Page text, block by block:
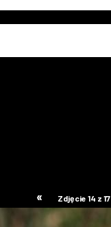
« Zdjęcie 14 z 17